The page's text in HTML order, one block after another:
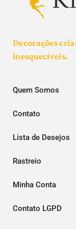
Decorações
inesquecíveis.
Quem Somos
Contato
Lista de Desejos
Rastreio
Minha Conta
Contato LGPD